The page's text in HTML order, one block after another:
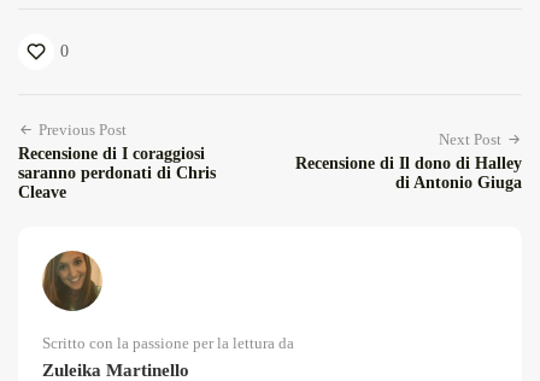
0
Previous Post
Recensione di I coraggiosi
saranno perdonati di Chris
Cleave
Next Post
Recensione di Il dono di Halley
di Antonio Giuga
Scritto con la passione per la lettura da
Zuleika Martinello